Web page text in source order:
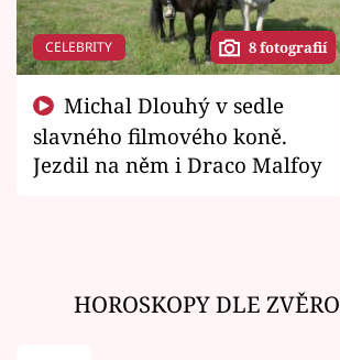
CELEBRITY 8 fotografií
slavného filmového koně.
Jezdil na něm i Draco Malfoy
HOROSKOPY DLE